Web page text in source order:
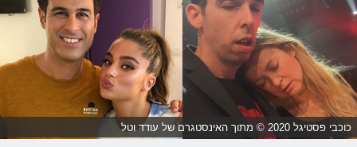
כוכבי פסטיגל 2020 © מתוך האינסטגרם של עודד וטל